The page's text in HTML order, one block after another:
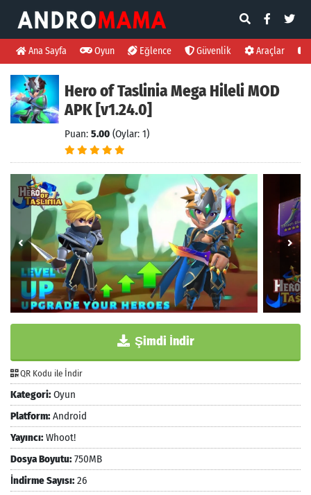
Ana Sayfa Oyun Eğlence Güvenlik Araçlar
Hero of Taslinia Mega Hileli MOD
APK [v1.24.0]
Puan: 5.00 (Oylar: 1)
Şimdi İndir
QR Kodu ile İndir
Kategori: Oyun
Platform: Android
Yayıncı: Whoot!
Dosya Boyutu: 750MB
İndirme Sayısı: 26